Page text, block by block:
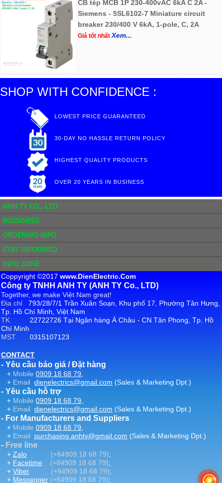
CB tép MCB 1P 230-400vAC 6kA C 2A -
Siemens - 5SL6102-7 Miniature circuit
breaker 230/400 V 6kA, 1-pole, C, 2A
Giá tốt nhấtXem...
SHOP WITH CONFIDENCE :
LOWEST PRICE GUARANTEED
30-DAY NO HASSLE RETURN POLICY
HIGHEST QUALITY PRODUCTS
OVER 20 YEARS IN BUSINESS
ANH TY CO., LTD
BUSSINESS
ORDERING INFO
STAY INFORMED
INFO ZONE
Coppyright ©2017www.DienElectric.Com
Công ty TNHH ANH TY (ANH TY Co., LTD)
Together, we make Việt Nam great!
Địa chỉ793/28/7/1 Trần Xuân Soạn, Khu phố 17, Phường Tân Hưng,
Tp. Hồ Chí Minh, Việt Nam
TK 22722726 Tại Ngân hàng Á Châu - CN Tân Phong, Tp. Hồ
Chí Minh
MST0315107123
CONTACT
- Yêu cầu báo giá / Đặt hàng
+ Mobile 0909 18 68 79
+ Email dienelectrics@gmail.com (Sales & Marketing Dpt.)
- Yêu cầu hỗ trợ
+ Mobile 0909 18 68 79
+ Email dienelectrics@gmail.com (Sales & Marketing Dpt.)
- For Manufacturers and Suppliers
+ Mobile 0909 18 68 79
+ Email purchasing.anhty@gmail.com (Sales & Marketing Dpt.)
- Free line
+Zalo (+84909 18 68 79);
+ Facetime (+84909 18 68 79);
+Viber (+84909 18 68 79);
+ Messenger (+84909 18 68 79);